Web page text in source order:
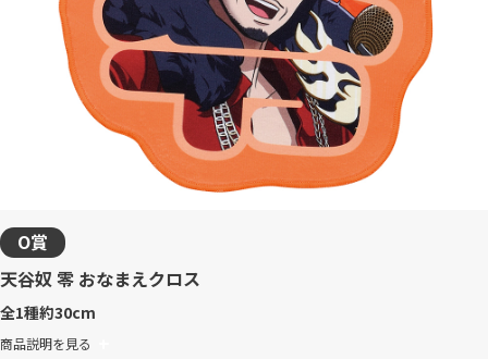
O賞
天谷奴 零 おなまえクロス
全1種約30cm
商品説明を見る